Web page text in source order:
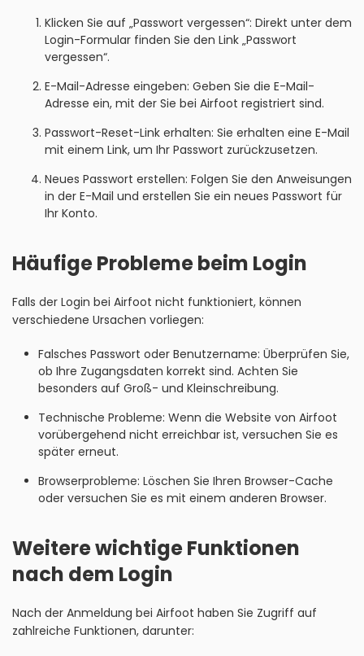
Klicken Sie auf „Passwort vergessen“: Direkt unter dem
Login-Formular finden Sie den Link „Passwort
vergessen“.
E-Mail-Adresse eingeben: Geben Sie die E-Mail-
Adresse ein, mit der Sie bei Airfoot registriert sind.
Passwort-Reset-Link erhalten: Sie erhalten eine E-Mail
mit einem Link, um Ihr Passwort zurückzusetzen.
Neues Passwort erstellen: Folgen Sie den Anweisungen
in der E-Mail und erstellen Sie ein neues Passwort für
Ihr Konto.
Häufige Probleme beim Login
Falls der Login bei Airfoot nicht funktioniert, können
verschiedene Ursachen vorliegen:
Falsches Passwort oder Benutzername: Überprüfen Sie,
ob Ihre Zugangsdaten korrekt sind. Achten Sie
besonders auf Groß- und Kleinschreibung.
Technische Probleme: Wenn die Website von Airfoot
vorübergehend nicht erreichbar ist, versuchen Sie es
später erneut.
Browserprobleme: Löschen Sie Ihren Browser-Cache
oder versuchen Sie es mit einem anderen Browser.
Weitere wichtige Funktionen
nach dem Login
Nach der Anmeldung bei Airfoot haben Sie Zugriff auf
zahlreiche Funktionen, darunter: